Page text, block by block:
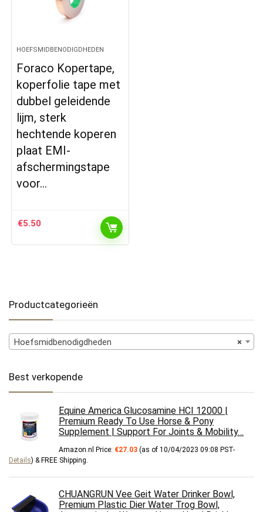
HOEFSMIDBENODIGDHEDEN
Foraco Kopertape,
koperfolie tape met
dubbel geleidende
lijm, sterk
hechtende koperen
plaat EMI-
afschermingstape
voor…
€5.50
Productcategorieën
×
Hoefsmidbenodigdheden
Best verkopende
Equine America Glucosamine HCI 12000 |
Premium Ready To Use Horse & Pony
Supplement | Support For Joints & Mobility…
Amazon.nl Price: €27.03 (as of 10/04/2023 09:08 PST-
Details) & FREE Shipping
CHUANGRUN Vee Geit Water Drinker Bowl,
Premium Plastic Dier Water Trog Bowl,